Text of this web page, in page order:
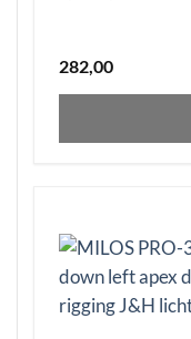
282,00